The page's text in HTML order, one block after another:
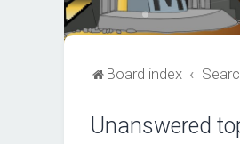
Board index
Unanswered